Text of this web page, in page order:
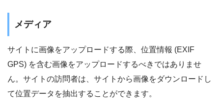
メディア
サイトに画像をアップロードする際、位置情報 (EXIF
GPS) を含む画像をアップロードするべきではありませ
ん。サイトの訪問者は、サイトから画像をダウンロードし
て位置データを抽出することができます。